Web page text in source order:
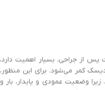
از جراحی، بسیار اهمیت دارد،
دیسک کمر می‌شود. برای این منظور،
وضعیت عمودی و پایدار، بار و